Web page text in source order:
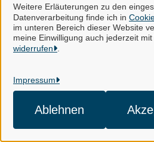
Weitere Erläuterungen zu den
Datenverarbeitung finde ich in
im unteren Bereich dieser Website
meine Einwilligung auch jederzeit
widerrufen
Impressum
Ablehnen
Impressum
Kontakt
Cookie-Einstellungen